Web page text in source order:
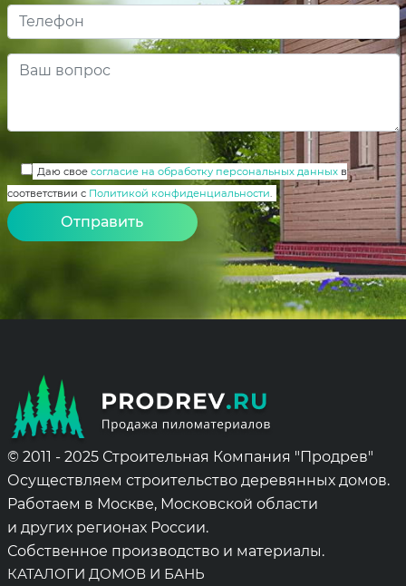
Даю свое согласие на обработку персональных данныхв
соответствии с Политикой конфиденциальности.
© 2011 - 2025 Строительная Компания "Продрев"
Осуществляем строительство деревянных домов.
Работаем в Москве, Московской области
и других регионах России.
Собственное производство и материалы.
КАТАЛОГИ ДОМОВ И БАНЬ